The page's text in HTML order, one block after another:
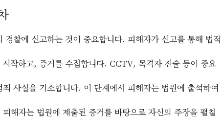
찰에 신고하는 것이 중요합니다. 피해자가 신고를 통해 법적
작하고, 증거를 수집합니다. CCTV, 목격자 진술 등이 중요
사실을 기소합니다. 이 단계에서 피해자는 법원에 출석하여
해자는 법원에 제출된 증거를 바탕으로 자신의 주장을 펼칠